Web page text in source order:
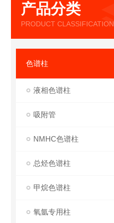
产品分类
PRODUCT CLASSIFICATION
色谱柱
液相色谱柱
吸附管
NMHC色谱柱
总烃色谱柱
甲烷色谱柱
氧氩专用柱